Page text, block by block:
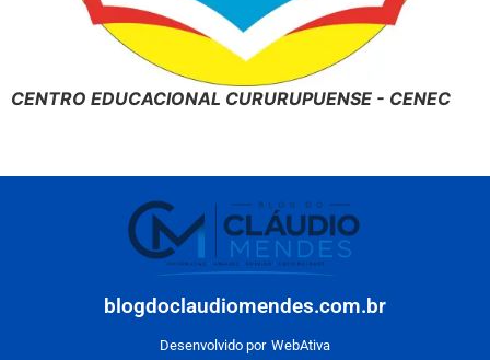
CENTRO EDUCACIONAL CURURUPUENSE - CENEC
blogdoclaudiomendes.com.br
Desenvolvido por WebAtiva